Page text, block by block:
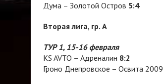
Дума – Золотой Остров 5:4
Вторая лига, гр. А
ТУР 1, 15-16 февраля
KS AVTO – Адреналин 8:2
Гроно Днепровское – Освита 2009